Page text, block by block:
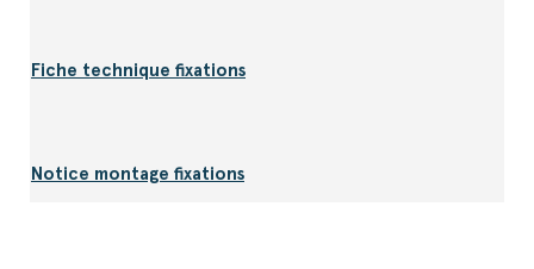
Fiche technique fixations
Notice montage fixations